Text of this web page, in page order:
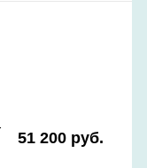
51 200 руб.